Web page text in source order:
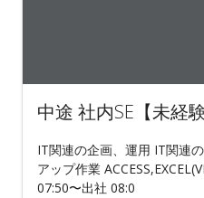
中途 社内SE【未経
IT関連の企画、運用 IT関連
アップ作業
07:50〜出社 08:0